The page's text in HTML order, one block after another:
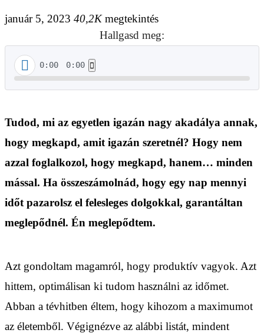
január 5, 2023 40,2Kmegtekintés
Hallgasd meg:
0:00 0:00
Tudod, mi az egyetlen igazán nagy akadálya annak,
hogy megkapd, amit igazán szeretnél? Hogy nem
azzal foglalkozol, hogy megkapd, hanem… minden
mással. Ha összeszámolnád, hogy egy nap mennyi
időt pazarolsz el felesleges dolgokkal, garantáltan
meglepődnél. Én meglepődtem.
Azt gondoltam magamról, hogy produktív vagyok. Azt
hittem, optimálisan ki tudom használni az időmet.
Abban a tévhitben éltem, hogy kihozom a maximumot
az életemből. Végignézve az alábbi listát, mindent